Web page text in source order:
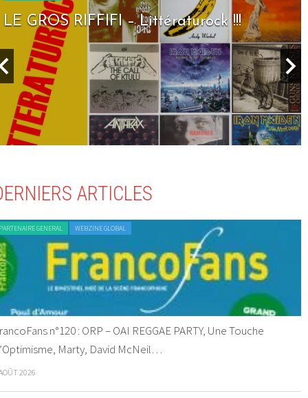
LE GROS RIFFIFI – Littératurock !!!
ARTICLES
GENERAL WEBZINE GLOBAL
n°120 : ORP – OAI REGGAE PARTY, Une Touche
Marty, David McNeil…
2026